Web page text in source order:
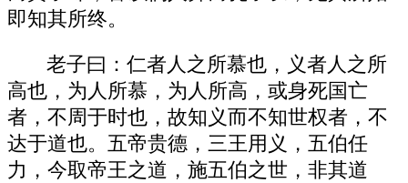
即知其所终。
老子曰：仁者人之所慕也，义者人之所
高也，为人所慕，为人所高，或身死国亡
者，不周于时也，故知义而不知世权者，不
达于道也。五帝贵德，三王用义，五伯任
力，今取帝王之道，施五伯之世，非其道